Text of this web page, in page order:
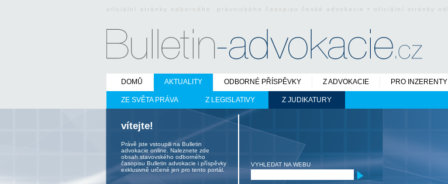
oficiální stránky odborného právnického časopisu české advokacie • oficiální stránky
DOMŮ AKTUALITY
ZE SVĚTA PRÁVA Z LEGISLATIVY Z JUDIKATURY
ODBORNÉ PŘÍSPĚVKY Z ADVOKACIE PRO INZERENTY
vítejte!
Právě jste vstoupili na Bulletin
advokacie online. Naleznete zde
obsah stavovského odborného
časopisu Bulletin advokacie i příspěvky
exklusivně určené jen pro tento portál.
VYHLEDAT NA WEBU